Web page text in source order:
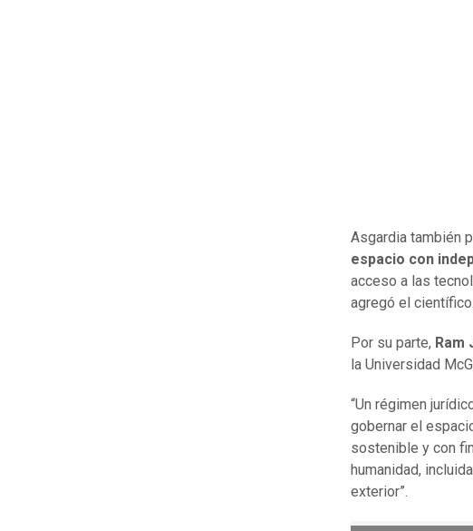
Asgardia también
espacio con
acceso a las
agregó el científico.
Por su parte, Ram
la Universidad
“Un régimen
gobernar el
sostenible y con
humanidad,
exterior”.